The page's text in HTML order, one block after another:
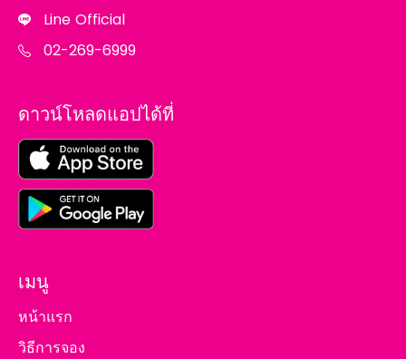
Line Official
02-269-6999
ดาวน์โหลดแอปได้ที่
เมนู
หน้าแรก
วิธีการจอง